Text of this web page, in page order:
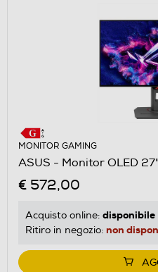
MONITOR GAMING
ASUS - Monitor OLED
€ 572,00
Acquisto online: disponibile
Ritiro in negozio: non